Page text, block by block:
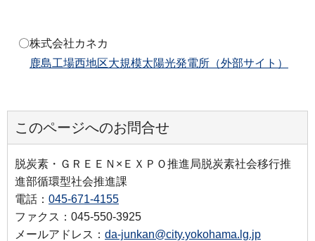
〇株式会社カネカ
鹿島工場西地区大規模太陽光発電所（外部サイト）
このページへのお問合せ
脱炭素・ＧＲＥＥＮ×ＥＸＰＯ推進局脱炭素社会移行推
進部循環型社会推進課
電話： 045-671-4155
ファクス：045-550-3925
メールアドレス： da-junkan@city.yokohama.lg.jp